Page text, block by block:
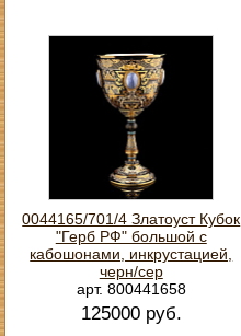
0044165/701/4 Златоуст Кубок
"Герб РФ" большой с
кабошонами, инкрустацией,
черн/сер
арт. 800441658
125000 руб.